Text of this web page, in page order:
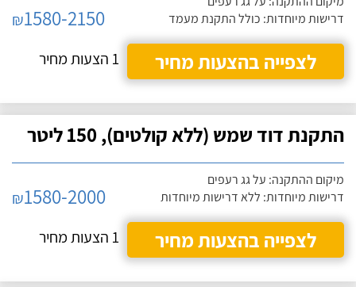
דרישות מיוחדות: כולל התקנת מעמד
₪1580-2150
לצפייה בהצעות מחיר
1 הצעות מחיר
התקנת דוד שמש (ללא קולטים), 150 ליטר
מיקום ההתקנה: על גג רעפים
דרישות מיוחדות: ללא דרישות מיוחדות
₪1580-2000
לצפייה בהצעות מחיר
1 הצעות מחיר